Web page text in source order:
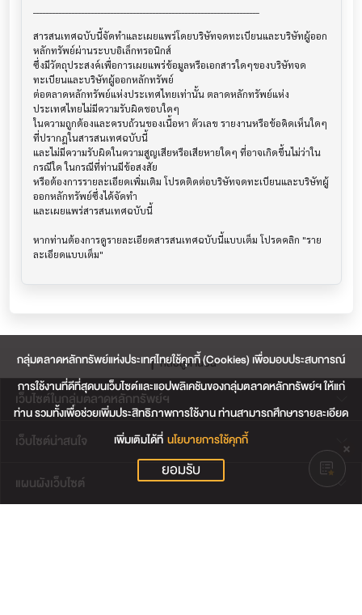
กลุ่มตลาดหลักทรัพย์แห่งประเทศไทยใช้คุกกี้ (Cookies) เพื่อมอบประสบการณ์
การใช้งานที่ดีที่สุดบนเว็บไซต์และแอปพลิเคชันของกลุ่มตลาดหลักทรัพย์ฯ ให้แก่
ท่าน รวมทั้งเพื่อช่วยเพิ่มประสิทธิภาพการใช้งาน ท่านสามารถศึกษารายละเอียด
เพิ่มเติมได้ที่ นโยบายการใช้คุกกี้
ยอมรับ
สารสนเทศฉบับนี้จัดทำและเผยแพร่โดยบริษัทจดทะเบียนและบริษัทผู้ออก
หลักทรัพย์ผ่านระบบอิเล็กทรอนิกส์
ซึ่งมีวัตถุประสงค์เพื่อการเผยแพร่ข้อมูลหรือเอกสารใดๆของบริษัทจด
ทะเบียนและบริษัทผู้ออกหลักทรัพย์
ต่อตลาดหลักทรัพย์แห่งประเทศไทยเท่านั้น ตลาดหลักทรัพย์แห่ง
ประเทศไทยไม่มีความรับผิดชอบใดๆ
ในความถูกต้องและครบถ้วนของเนื้อหา ตัวเลข รายงานหรือข้อคิดเห็นใดๆ
ที่ปรากฎในสารสนเทศฉบับนี้
และไม่มีความรับผิดในความสูญเสียหรือเสียหายใดๆ ที่อาจเกิดขึ้นไม่ว่าใน
กรณีใด ในกรณีที่ท่านมีข้อสงสัย
หรือต้องการรายละเอียดเพิ่มเติม โปรดติดต่อบริษัทจดทะเบียนและบริษัทผู้
ออกหลักทรัพย์ซึ่งได้จัดทำ
และเผยแพร่สารสนเทศฉบับนี้
หากท่านต้องการดูรายละเอียดสารสนเทศฉบับนี้แบบเต็ม โปรดคลิก "ราย
กลับสู่ด้านบน
เว็บไซต์ในกลุ่มตลาดหลักทรัพย์ฯ
เว็บไซต์น่าสนใจ
แผนผังเว็บไซต์